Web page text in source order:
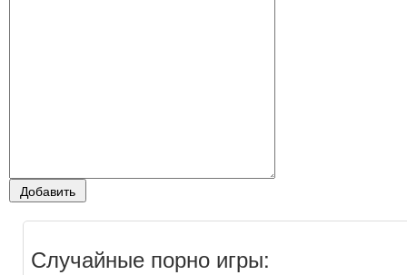
Случайные порно игры: